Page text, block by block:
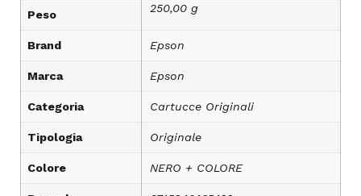
Peso 250,00 g
Brand Epson
Marca Epson
Categoria Cartucce Originali
Tipologia Originale
Colore NERO + COLORE